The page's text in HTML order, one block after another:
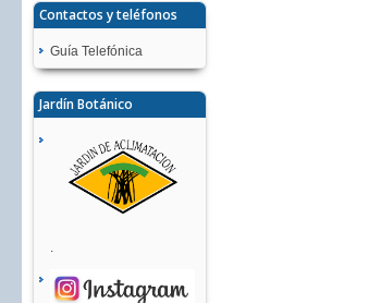
Contactos y teléfonos
Guía Telefónica
Jardín Botánico